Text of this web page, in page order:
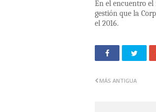
En el encuentro el
gestión que la
el 2016.
MÁS ANTIGUA